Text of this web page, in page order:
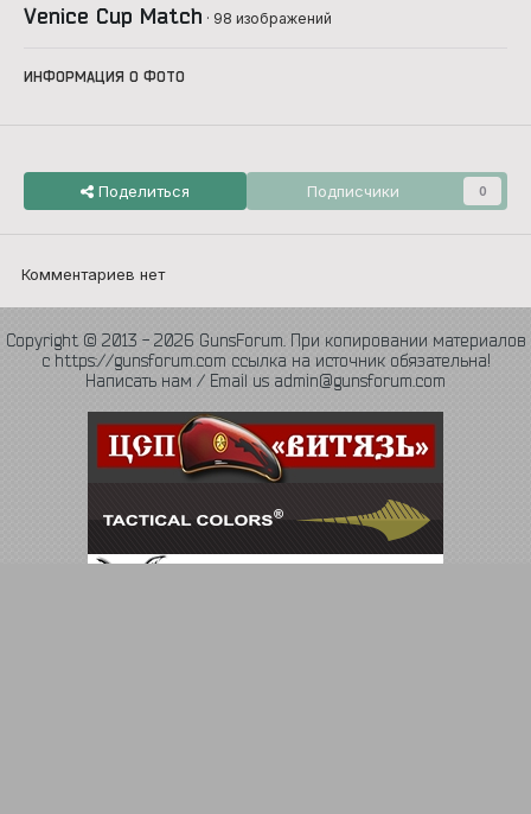
Venice Cup Match · 98 изображений
ИНФОРМАЦИЯ О ФОТО
Поделиться Подписчики 0
Комментариев нет
Copyright © 2013 - 2026 GunsForum. При копировании материалов
с https://gunsforum.com ссылка на источник обязательна!
Написать нам / Email us admin@gunsforum.com